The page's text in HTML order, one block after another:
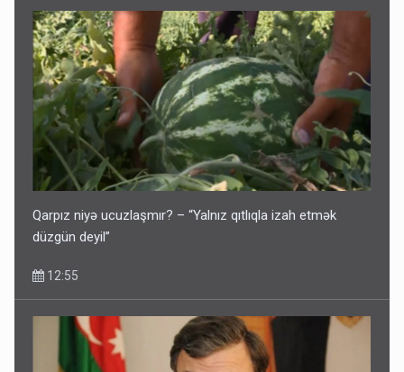
Qarpız niyə ucuzlaşmır? – “Yalnız qıtlıqla izah etmək
düzgün deyil”
12:55